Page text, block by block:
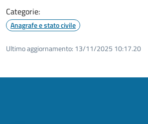
Categorie:
Anagrafe e stato civile
Ultimo aggiornamento: 13/11/2025 10:17.20